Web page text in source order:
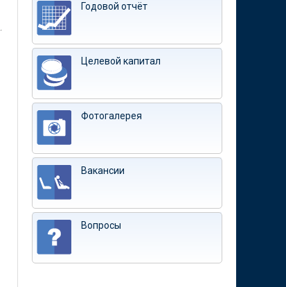
Годовой отчёт
Целевой капитал
Фотогалерея
Вакансии
Вопросы